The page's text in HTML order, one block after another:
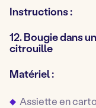
Instructions :
12. Bougie dans
citrouille
Matériel :
Assiette en